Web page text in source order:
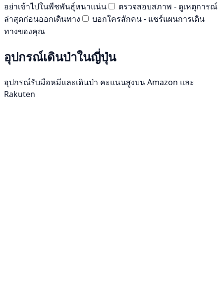
อย่าเข้าไปในพืชพันธุ์หนาแน่น
ตรวจสอบสภาพ - ดูเหตุการณ์
ล่าสุดก่อนออกเดินทาง
บอกใครสักคน - แชร์แผนการเดิน
ทางของคุณ
อุปกรณ์เดินป่าในญี่ปุ่น
อุปกรณ์รับมือหมีและเดินป่า คะแนนสูงบน Amazon และ
Rakuten